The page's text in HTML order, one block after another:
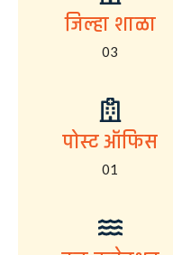
जिल्हा शाळा
03
पोस्ट ऑफिस
01